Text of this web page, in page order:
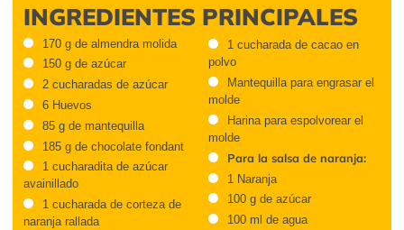
INGREDIENTES PRINCIPALES
170 g de almendra molida
150 g de azúcar
2 cucharadas de azúcar
6 Huevos
85 g de mantequilla
185 g de chocolate fondant
1 cucharadita de azúcar
avainillado
1 cucharada de corteza de
naranja rallada
1 cucharada de cacao en
polvo
Mantequilla para engrasar el
molde
Harina para espolvorear el
molde
Para la salsa de naranja:
1 Naranja
100 g de azúcar
100 ml de agua